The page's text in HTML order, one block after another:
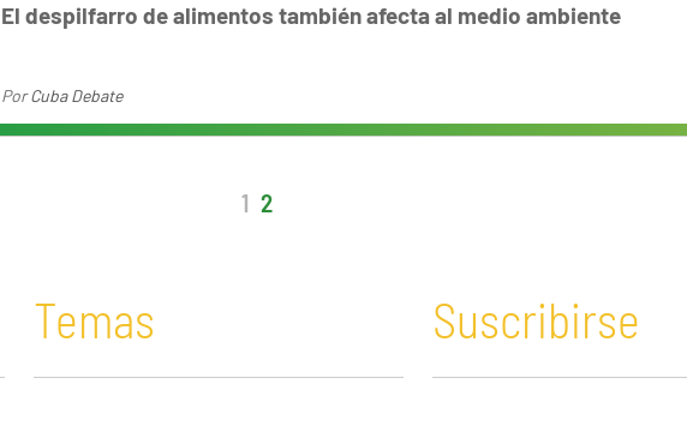
El despilfarro de alimentos también afecta al medio ambiente
PorCuba Debate
1 2
Temas Suscribirse